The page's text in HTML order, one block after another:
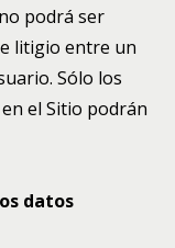
podrá ser
litigio entre un
Sólo los
el Sitio podrán
datos